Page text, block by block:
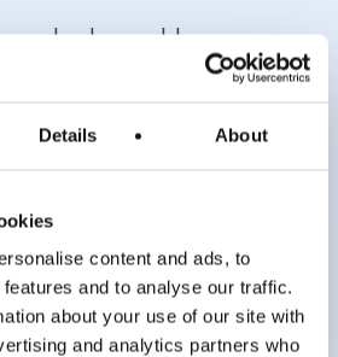
Details About
content and ads, to
and to analyse our traffic.
about your use of our site with
and analytics partners who
los problemas, a
sentir ansiosos y nos
y a empezar a dejarlas
de la actividad que mejor
y a las necesidades de